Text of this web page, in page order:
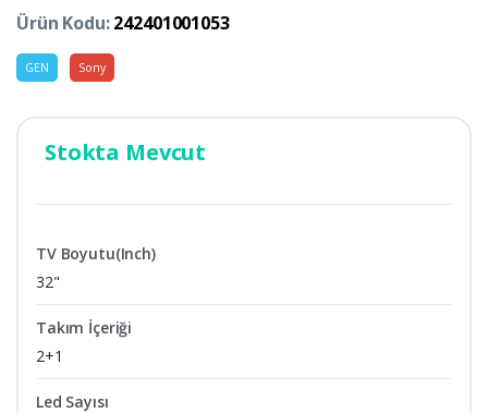
Ürün Kodu:242401001053
GEN Sony
Stokta Mevcut
TV Boyutu(Inch)
32"
Takım İçeriği
2+1
Led Sayısı